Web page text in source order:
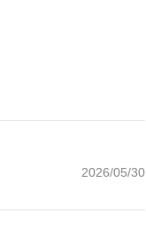
2026/05/30